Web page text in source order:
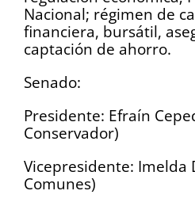
Nacional; régimen de
financiera, bursátil,
captación de ahorro.
Senado:
Presidente: Efraín
Conservador)
Vicepresidente: Imelda
Comunes)